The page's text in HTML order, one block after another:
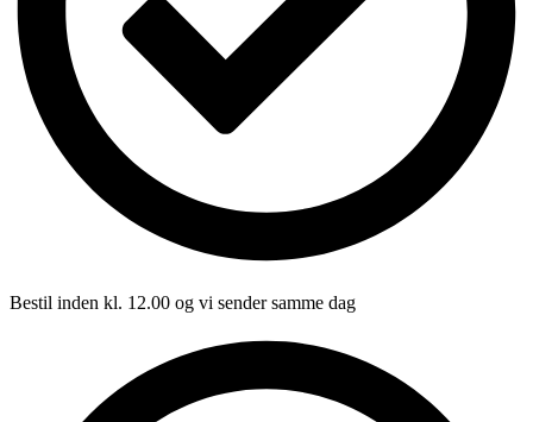
Bestil inden kl. 12.00 og vi sender samme dag